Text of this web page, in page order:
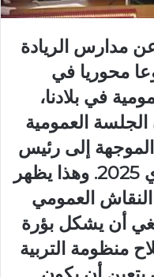
مدارس الريادة
محوريا في
في بلادنا،
العمومية
إلى رئيس
الحكومة يوم الإثنين 19 ماي 2025. وهذا يظهر
العمومي
أن يشكل بؤرة
منظومة التربية